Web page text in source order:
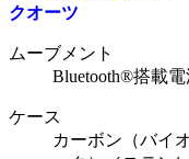
クオーツ
ムーブメント
Bluetooth®搭載
ケース
カーボン（バイ